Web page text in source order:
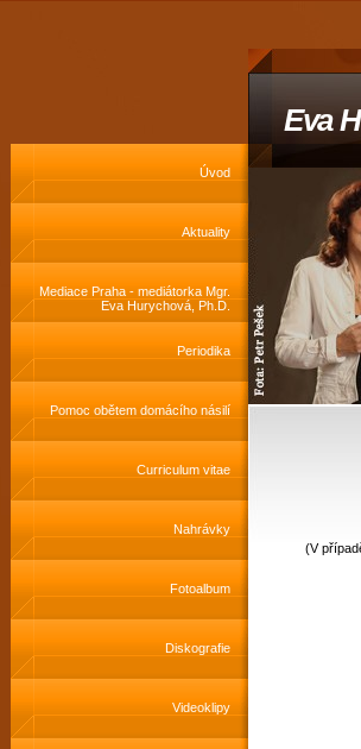
Eva
Úvod
Aktuality
Mediace Praha - mediátorka Mgr.
Eva Hurychová, Ph.D.
Periodika
Pomoc obětem domácího násilí
Curriculum vitae
Nahrávky
Fotoalbum
Diskografie
Videoklipy
(V